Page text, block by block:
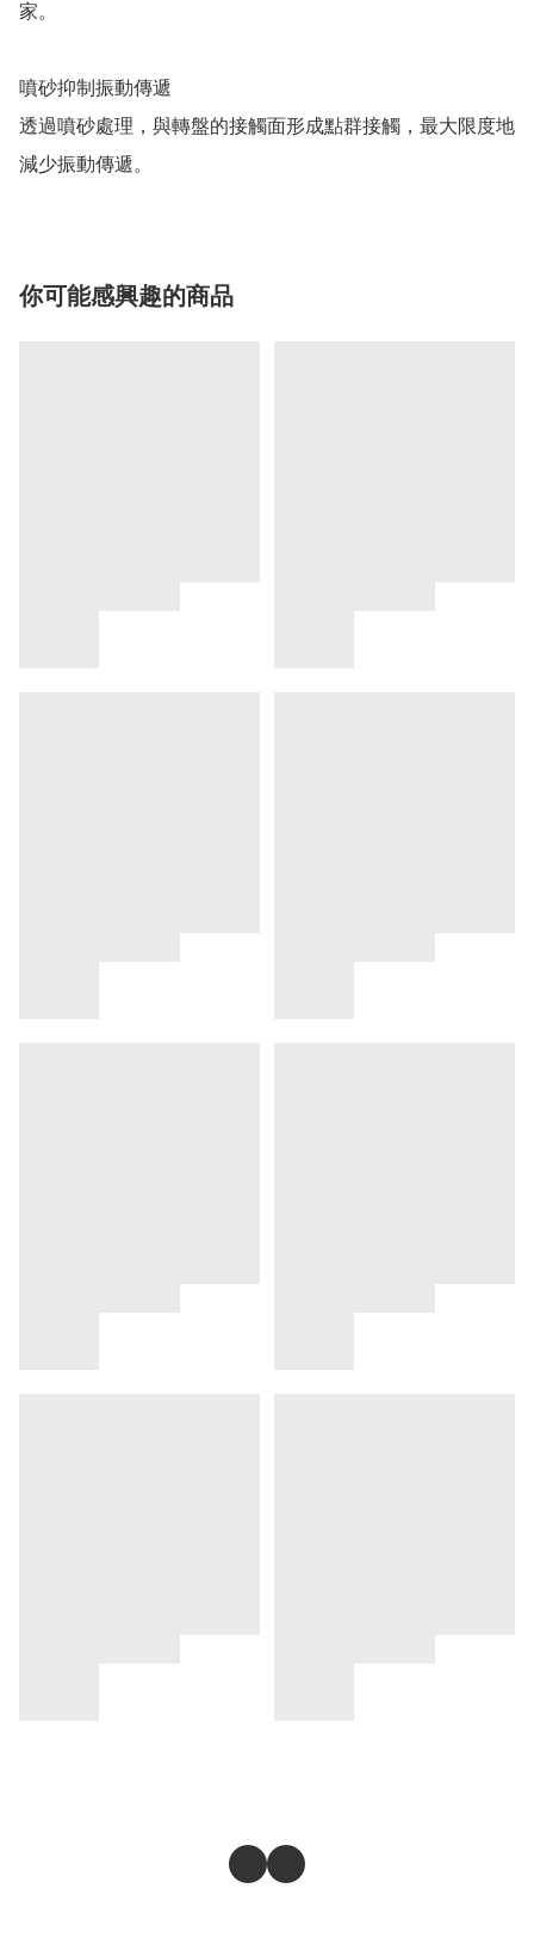
家。
噴砂抑制振動傳遞
透過噴砂處理，與轉盤的接觸面形成點群接觸，最大限度地
減少振動傳遞。
你可能感興趣的商品